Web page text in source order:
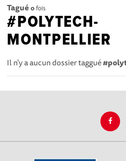
Tagué 0fois
#POLYTECH-
MONTPELLIER
Il n'y a aucun dossier taggué